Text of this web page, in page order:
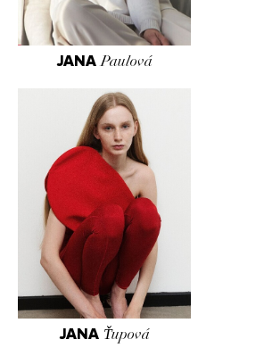
JANA Paulová
JANA Ťupová